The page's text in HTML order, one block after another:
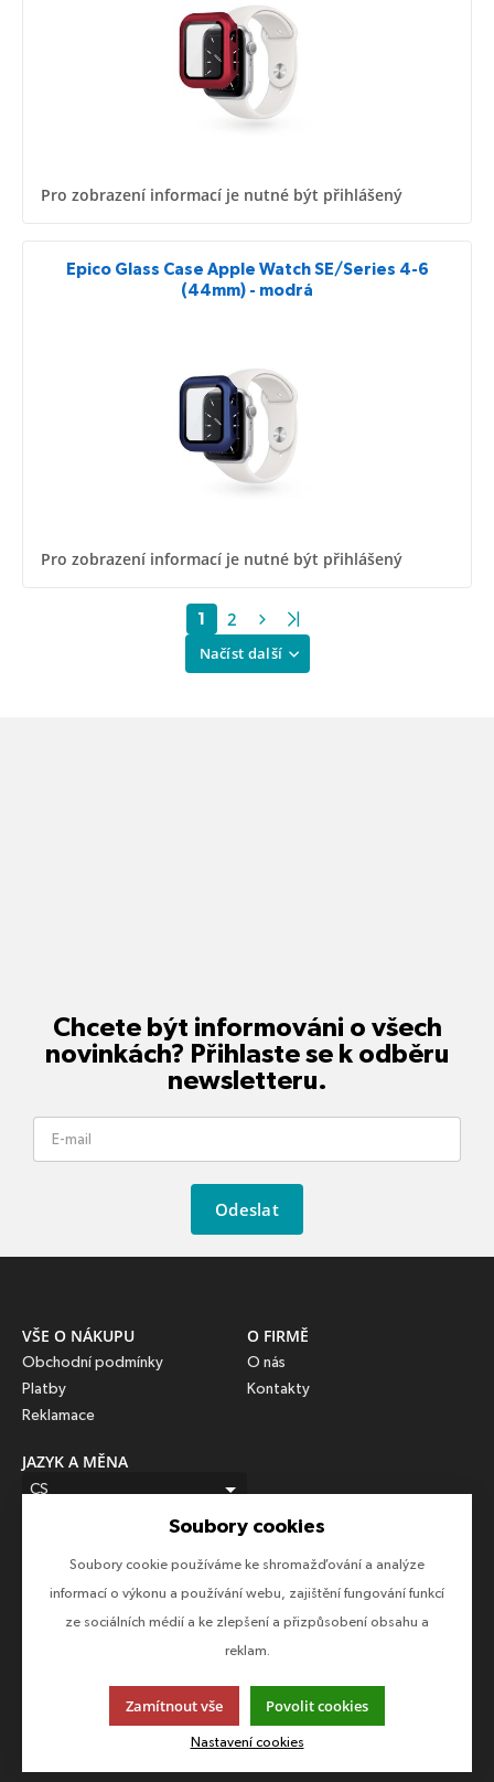
Pro zobrazení informací je nutné být přihlášený
Epico Glass Case Apple Watch SE/Series 4-6
(44mm) - modrá
Pro zobrazení informací je nutné být přihlášený
Načíst další
1 2
Chcete být informováni o všech
novinkách? Přihlaste se k odběru
newsletteru.
Odeslat
VŠE O NÁKUPU
Obchodní podmínky
Platby
Reklamace
O FIRMĚ
O nás
Kontakty
JAZYK A MĚNA
CS
Soubory cookies
Soubory cookie používáme ke shromažďování a analýze
informací o výkonu a používání webu, zajištění fungování funkcí
ze sociálních médií a ke zlepšení a přizpůsobení obsahu a
reklam.
Zamítnout vše Povolit cookies
Nastavení cookies